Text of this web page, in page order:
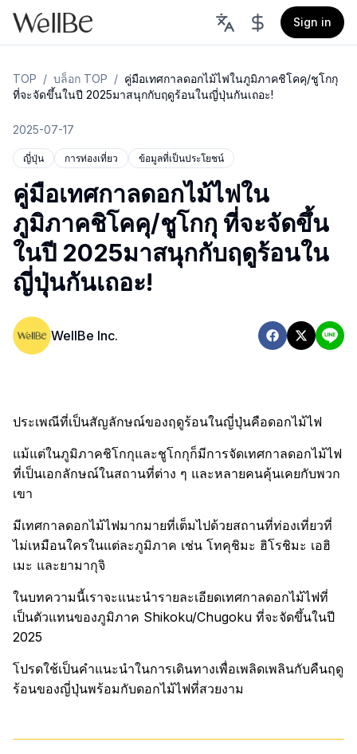
Sign in
TOP / บล็อก TOP / คู่มือเทศกาลดอกไม้ไฟในภูมิภาคชิโคคุ/ชูโกกุ
ที่จะจัดขึ้นในปี 2025มาสนุกกับฤดูร้อนในญี่ปุ่นกันเถอะ!
2025-07-17
ญี่ปุ่น การท่องเที่ยว ข้อมูลที่เป็นประโยชน์
คู่มือเทศกาลดอกไม้ไฟใน
ภูมิภาคชิโคคุ/ชูโกกุ ที่จะจัดขึ้น
ในปี 2025มาสนุกกับฤดูร้อนใน
ญี่ปุ่นกันเถอะ!
WellBe Inc.
ประเพณีที่เป็นสัญลักษณ์ของฤดูร้อนในญี่ปุ่นคือดอกไม้ไฟ
แม้แต่ในภูมิภาคชิโกกุและชูโกกุก็มีการจัดเทศกาลดอกไม้ไฟ
ที่เป็นเอกลักษณ์ในสถานที่ต่าง ๆ และหลายคนคุ้นเคยกับพวก
เขา
มีเทศกาลดอกไม้ไฟมากมายที่เต็มไปด้วยสถานที่ท่องเที่ยวที่
ไม่เหมือนใครในแต่ละภูมิภาค เช่น โทคุชิมะ ฮิโรชิมะ เอฮิ
เมะ และยามากุจิ
ในบทความนี้เราจะแนะนำรายละเอียดเทศกาลดอกไม้ไฟที่
เป็นตัวแทนของภูมิภาค Shikoku/Chugoku ที่จะจัดขึ้นในปี
2025
โปรดใช้เป็นคำแนะนำในการเดินทางเพื่อเพลิดเพลินกับคืนฤดู
ร้อนของญี่ปุ่นพร้อมกับดอกไม้ไฟที่สวยงาม